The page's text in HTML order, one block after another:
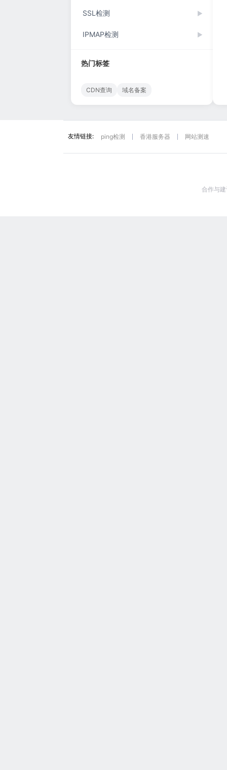
SSL检测 ▶
IPMAP检测 ▶
热门标签
CDN查询 域名备案
友情链接: ping检测 香港服务器 网站测速
合作与